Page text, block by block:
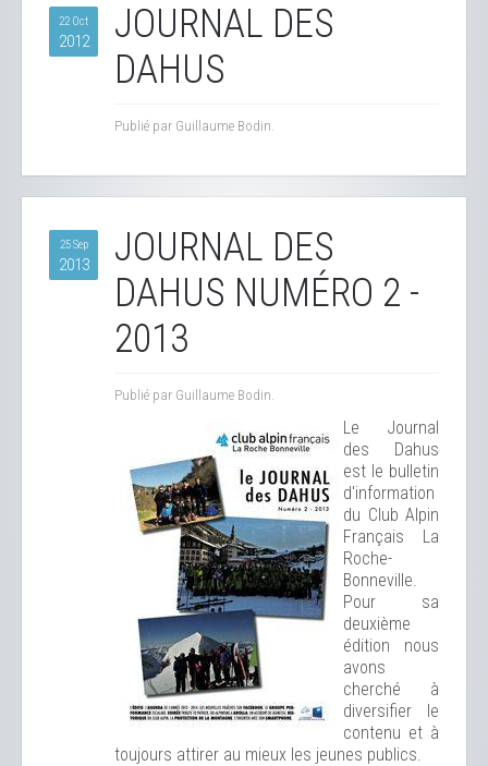
22 Oct
2012
JOURNAL DES
DAHUS
Publié par Guillaume Bodin.
25 Sep
2013
JOURNAL DES
DAHUS NUMÉRO 2 -
2013
Publié par Guillaume Bodin.
Le Journal
des Dahus
est le bulletin
d'information
du Club Alpin
Français La
Roche-
Bonneville.
Pour sa
deuxième
édition nous
avons
cherché à
diversifier le
contenu et à
toujours attirer au mieux les jeunes publics.